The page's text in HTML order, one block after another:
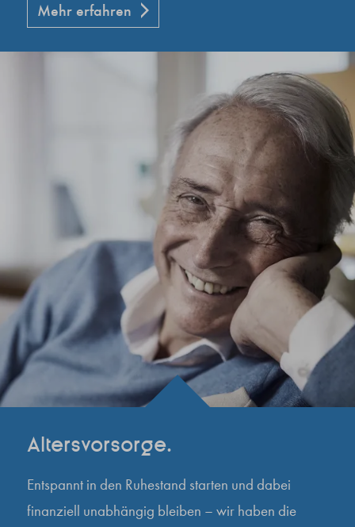
Mehr erfahren
Altersvorsorge.
Entspannt in den Ruhestand starten und dabei
finanziell unabhängig bleiben – wir haben die